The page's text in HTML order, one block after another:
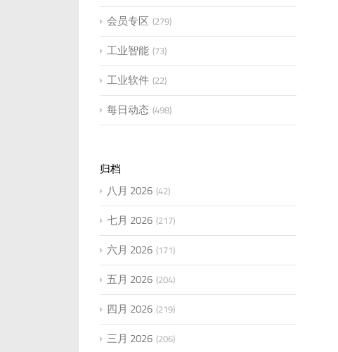
会员专区 279
工业智能 73
工业软件 22
每日动态 498
归档
八月 2026 42
七月 2026 217
六月 2026 171
五月 2026 204
四月 2026 219
三月 2026 206